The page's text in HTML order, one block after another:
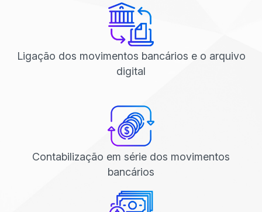
Ligação dos movimentos bancários e o arquivo
digital
Contabilização em série dos movimentos
bancários